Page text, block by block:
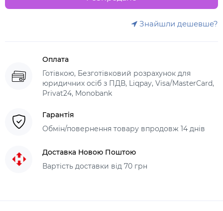
Знайшли дешевше?
Оплата
Готівкою, Безготівковий розрахунок для
юридичних осіб з ПДВ, Liqpay, Visa/MasterCard,
Privat24, Monobank
Гарантія
Обмін/повернення товару впродовж 14 днів
Доставка Новою Поштою
Вартість доставки від 70 грн